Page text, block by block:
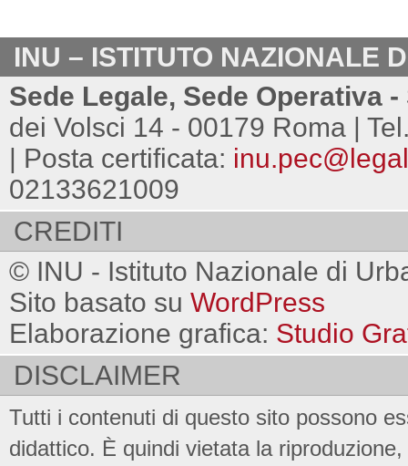
INU – ISTITUTO NAZIONALE
Sede Legale, Sede Operativa
dei Volsci 14 - 00179 Roma |
| Posta certificata:
02133621009
CREDITI
© INU - Istituto Nazionale di
Sito basato su WordPress
Elaborazione grafica: Studio
DISCLAIMER
Tutti i contenuti di questo sito possono
didattico. È quindi vietata la